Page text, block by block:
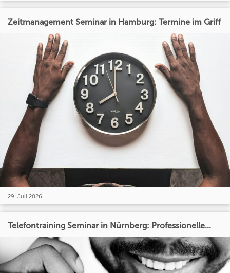
Zeitmanagement Seminar in Hamburg: Termine im Griff
29. Juli 2026
Telefontraining Seminar in Nürnberg: Professionelle...